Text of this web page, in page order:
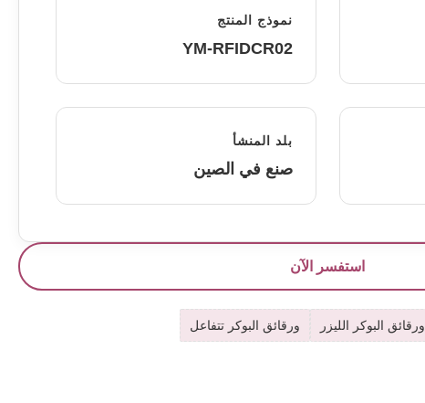
نموذج المنتج
YM-RFIDCR02
بلد المنشأ
صنع في الصين
استفسر الآن
ورقائق البوكر الليزر ورقائق البوكر تتفاعل